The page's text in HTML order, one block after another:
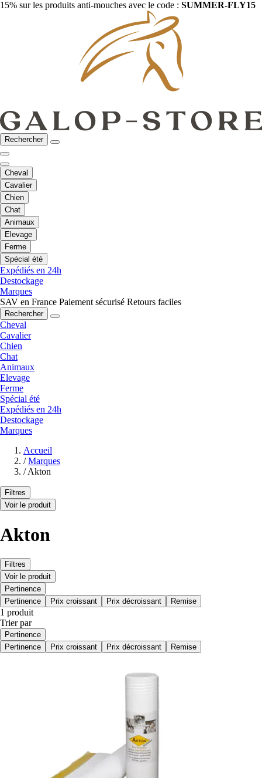
15% sur les produits anti-mouches avec le code : SUMMER-FLY15
Rechercher
Cheval
Cavalier
Chien
Chat
Animaux
Elevage
Ferme
Spécial été
Expédiés en 24h
Destockage
Marques
SAV en France Paiement sécurisé Retours faciles
Rechercher
Cheval
Cavalier
Chien
Chat
Animaux
Elevage
Ferme
Spécial été
Expédiés en 24h
Destockage
Marques
Accueil
/ Marques
/ Akton
Filtres
Voir le produit
Akton
Filtres
Voir le produit
Pertinence
Pertinence
Prix croissant Prix décroissant Remise
1 produit
Trier par
Pertinence
Pertinence
Prix croissant Prix décroissant Remise